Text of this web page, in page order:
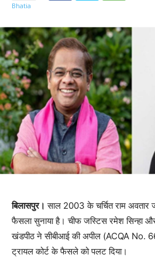
बिलासपुर। साल 2003 के चर्चित राम अवतार
फैसला सुनाया है। चीफ जस्टिस रमेश सिन्हा
खंडपीठ ने सीबीआई की अपील (ACQA No.
ट्रायल कोर्ट के फैसले को पलट दिया।